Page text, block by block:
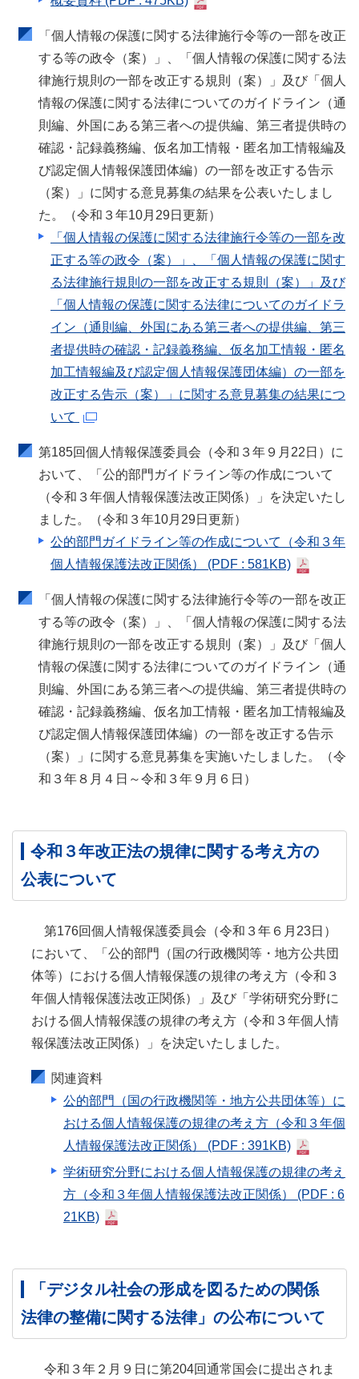
「個人情報の保護に関する法律施行令等の一部を改正
する等の政令（案）」、「個人情報の保護に関する法
律施行規則の一部を改正する規則（案）」及び「個人
情報の保護に関する法律についてのガイドライン（通
則編、外国にある第三者への提供編、第三者提供時の
確認・記録義務編、仮名加工情報・匿名加工情報編及
び認定個人情報保護団体編）の一部を改正する告示
（案）」に関する意見募集の結果を公表いたしまし
た。（令和３年10月29日更新）
「個人情報の保護に関する法律施行令等の一部を改
正する等の政令（案）」、「個人情報の保護に関す
る法律施行規則の一部を改正する規則（案）」及び
「個人情報の保護に関する法律についてのガイドラ
イン（通則編、外国にある第三者への提供編、第三
者提供時の確認・記録義務編、仮名加工情報・匿名
加工情報編及び認定個人情報保護団体編）の一部を
改正する告示（案）」に関する意見募集の結果につ
いて
第185回個人情報保護委員会（令和３年９月22日）に
おいて、「公的部門ガイドライン等の作成について
（令和３年個人情報保護法改正関係）」を決定いたし
ました。（令和３年10月29日更新）
公的部門ガイドライン等の作成について（令和３年
個人情報保護法改正関係） (PDF : 581KB)
「個人情報の保護に関する法律施行令等の一部を改正
する等の政令（案）」、「個人情報の保護に関する法
律施行規則の一部を改正する規則（案）」及び「個人
情報の保護に関する法律についてのガイドライン（通
則編、外国にある第三者への提供編、第三者提供時の
確認・記録義務編、仮名加工情報・匿名加工情報編及
び認定個人情報保護団体編）の一部を改正する告示
（案）」に関する意見募集を実施いたしました。（令
和３年８月４日～令和３年９月６日）
令和３年改正法の規律に関する考え方の
公表について
第176回個人情報保護委員会（令和３年６月23日）
において、「公的部門（国の行政機関等・地方公共団
体等）における個人情報保護の規律の考え方（令和３
年個人情報保護法改正関係）」及び「学術研究分野に
おける個人情報保護の規律の考え方（令和３年個人情
報保護法改正関係）」を決定いたしました。
関連資料
公的部門（国の行政機関等・地方公共団体等）に
おける個人情報保護の規律の考え方（令和３年個
人情報保護法改正関係） (PDF : 391KB)
学術研究分野における個人情報保護の規律の考え
方（令和３年個人情報保護法改正関係） (PDF : 6
21KB)
「デジタル社会の形成を図るための関係
法律の整備に関する法律」の公布について
令和３年２月９日に第204回通常国会に提出されま